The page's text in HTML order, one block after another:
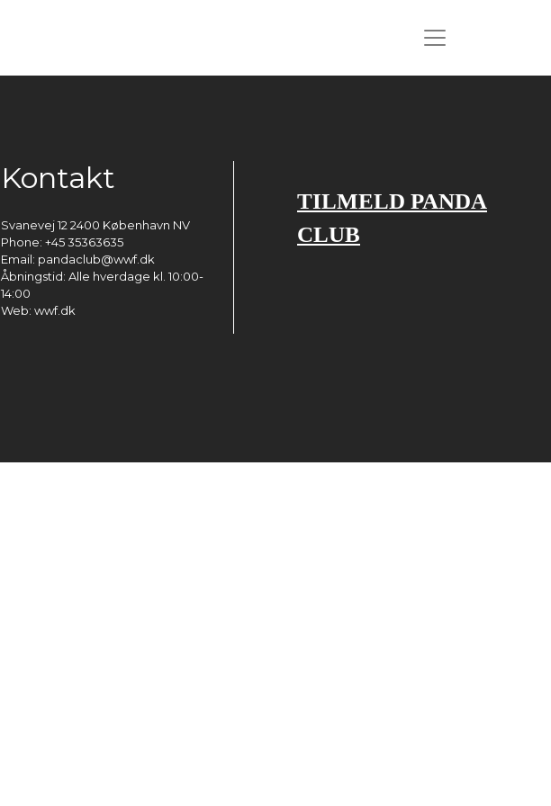
Kontakt
Svanevej 12 2400 København NV
Phone: +45 35363635
Email: pandaclub@wwf.dk
Åbningstid: Alle hverdage kl. 10:00-
14:00
Web: wwf.dk
TILMELD PANDA
CLUB